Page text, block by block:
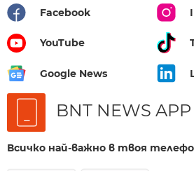
Facebook
YouTube
Google News
BNT NEWS APP
Всичко най-важно в твоя